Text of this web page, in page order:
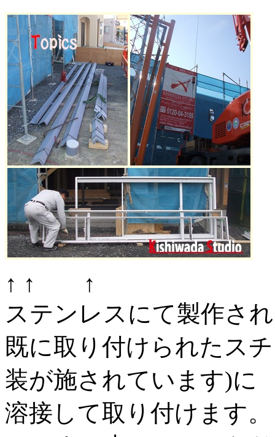
↑ ↑ ↑
ステンレスにて製作さ
既に取り付けられたス
装が施されています)に
溶接して取り付けます。